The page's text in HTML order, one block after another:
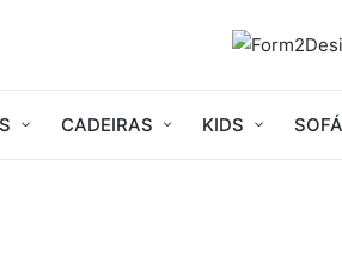
CADEIRAS KIDS